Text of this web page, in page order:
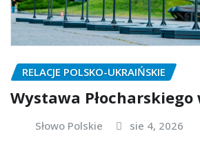
RELACJE POLSKO-UKRAIŃSKIE
Wystawa
Słowo Polskie sie 4, 2026